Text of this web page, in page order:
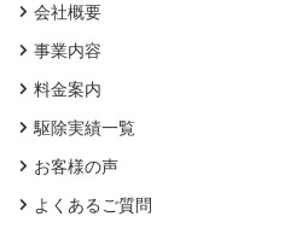
会社概要
事業内容
料金案内
駆除実績一覧
お客様の声
よくあるご質問